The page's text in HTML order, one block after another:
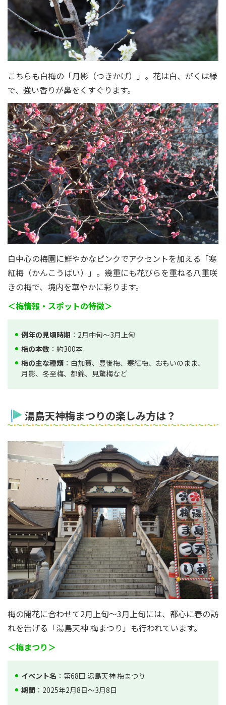
こちらも白梅の「月影（つきかげ）」。花は白、がくは緑
で、強い香りが鼻をくすぐります。
白中心の梅園に鮮やかなピンクでアクセントを加える「寒
紅梅（かんこうばい）」。幾重にも花びらを重ねる八重咲
きの梅で、境内を華やかに彩ります。
＜梅情報・スポットの特徴＞
例年の見頃時期 ：2月中旬～3月上旬
梅の本数 ：約300本
梅の主な種類 ：白加賀、豊後梅、寒紅梅、おもいのまま、
月影、冬至梅、都錦、見驚梅など
湯島天神梅まつりの楽しみ方は？
梅の開花に合わせて2月上旬～3月上旬には、都心に春の訪
れを告げる「湯島天神 梅まつり」も行われています。
＜梅まつり＞
イベント名 ：第68回 湯島天神 梅まつり
期間 ：2025年2月8日～3月8日